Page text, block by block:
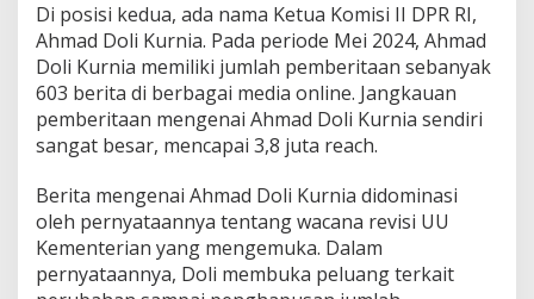
Di posisi kedua, ada nama Ketua Komisi II DPR RI,
Ahmad Doli Kurnia. Pada periode Mei 2024, Ahmad
Doli Kurnia memiliki jumlah pemberitaan sebanyak
603 berita di berbagai media online. Jangkauan
pemberitaan mengenai Ahmad Doli Kurnia sendiri
sangat besar, mencapai 3,8 juta reach.
Berita mengenai Ahmad Doli Kurnia didominasi
oleh pernyataannya tentang wacana revisi UU
Kementerian yang mengemuka. Dalam
pernyataannya, Doli membuka peluang terkait